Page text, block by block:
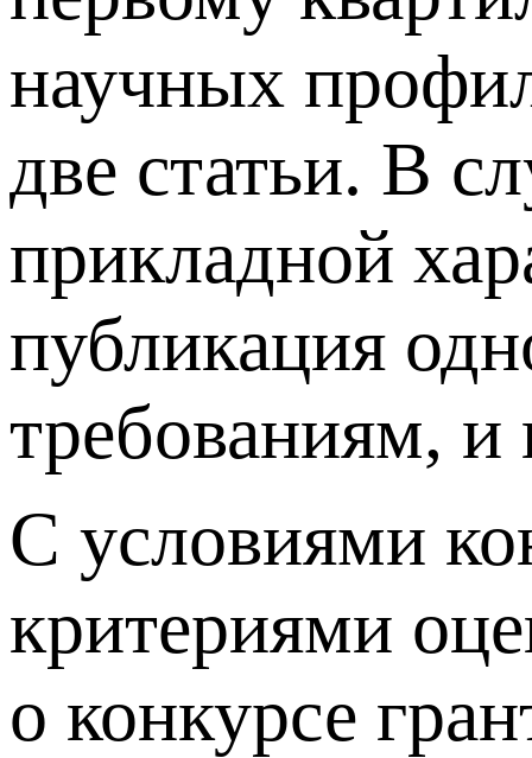
научных
две статьи. В
прикладной
публикация
требованиям, и
С условиями
критериями
о конкурсе